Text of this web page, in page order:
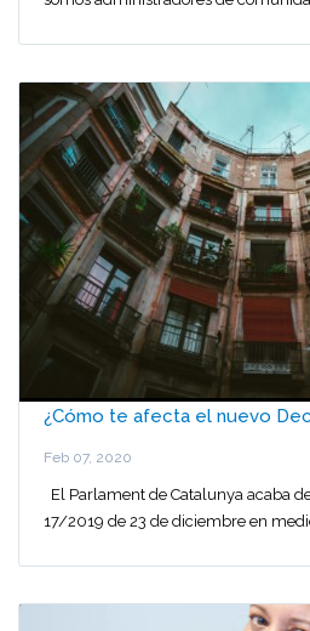
¿Cómo te afecta el nuevo
Feb 07, 2020
El Parlament de Catalunya acaba
17/2019 de 23 de diciembre en